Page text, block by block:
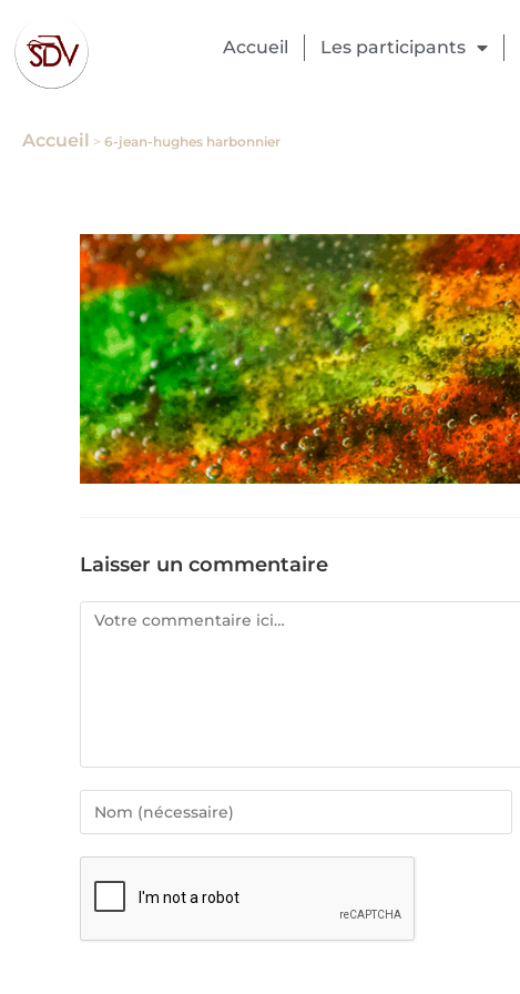
Accueil Les participants
Accueil > 6-jean-hughes harbonnier
Laisser un commentaire